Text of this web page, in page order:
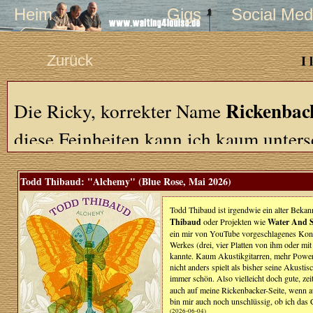
Heim Gigs Social
Zurück I
Die Ricky, korrekter Name
diese Feinheiten kann ich kaum
Lieblinxgitarre - das ist natürlich die
wunderschönes Arbeitsgerät für
wenn auch im Einsatz ein wenig
live vor Publikum einfach kein
Halbakustikgitarre mit sehr leisen
Heavy-Abteilung. Sagen wir es mal
Todd Thibaud: "Alchemy" (Blue Rose, Mai 2026)
Todd Thibaud ist irgendwie ein alter
Thibaud oder Projekten wieWater And
ein mir von YouTube vorgeschlagenes
Werkes (drei, vier Platten von ihm oder
kannte. Kaum Akustikgitarren, mehr
nicht anders spielt als bisher seine
immer schön. Also vielleicht doch gute,
auch auf meine Rickenbacker-Seite,
bin mir auch noch unschlüssig, ob ich das
(2026-06-04)